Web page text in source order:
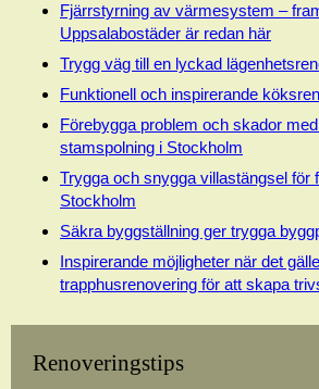
Fjärrstyrning av värmesystem –
Uppsalabostäder är redan här
Trygg väg till en lyckad
Funktionell och inspirerande
Förebygga problem och skador
stamspolning i Stockholm
Trygga och snygga villastängsel för
Stockholm
Säkra byggställning ger trygga
Inspirerande möjligheter när det
trapphusrenovering för att skapa
Renoveringstips